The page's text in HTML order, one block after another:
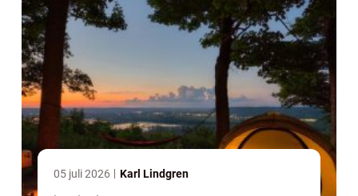
05 juli 2026 Karl Lindgren